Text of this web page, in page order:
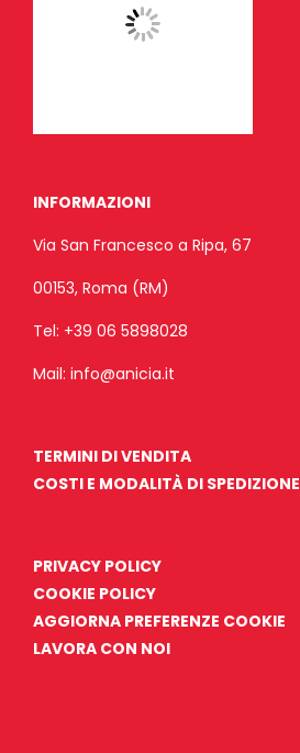
INFORMAZIONI
Via San Francesco a Ripa, 67
00153, Roma (RM)
Tel: +39 06 5898028
Mail: info@anicia.it
TERMINI DI VENDITA
COSTI E MODALITÀ DI SPEDIZIONE
PRIVACY POLICY
COOKIE POLICY
AGGIORNA PREFERENZE COOKIE
LAVORA CON NOI